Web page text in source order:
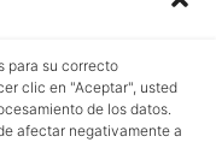
para su correcto
clic en "Aceptar", usted
de los datos.
afectar negativamente a